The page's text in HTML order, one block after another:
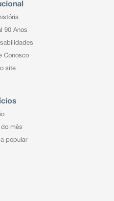
90 Anos
Conosco
site
mês
popular